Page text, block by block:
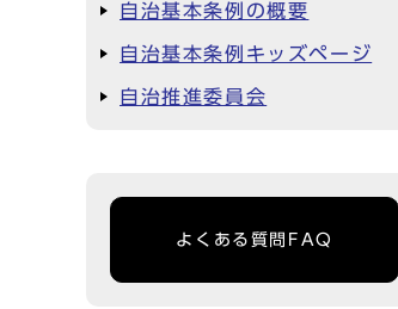
自治基本条例の概要
自治基本条例キッズページ
自治推進委員会
よくある質問FAQ